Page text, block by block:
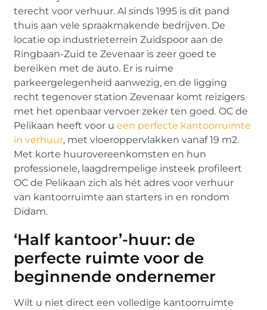
terecht voor verhuur. Al sinds 1995 is dit pand
thuis aan vele spraakmakende bedrijven. De
locatie op industrieterrein Zuidspoor aan de
Ringbaan-Zuid te Zevenaar is zeer goed te
bereiken met de auto. Er is ruime
parkeergelegenheid aanwezig, en de ligging
recht tegenover station Zevenaar komt reizigers
met het openbaar vervoer zeker ten goed. OC de
Pelikaan heeft voor ueen perfecte kantoorruimte
in verhuur, met vloeroppervlakken vanaf 19 m2.
Met korte huurovereenkomsten en hun
professionele, laagdrempelige insteek profileert
OC de Pelikaan zich als hét adres voor verhuur
van kantoorruimte aan starters in en rondom
Didam.
‘Half kantoor’-huur: de
perfecte ruimte voor de
beginnende ondernemer
Wilt u niet direct een volledige kantoorruimte